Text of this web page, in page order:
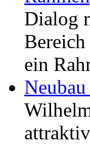
Dialog
ein